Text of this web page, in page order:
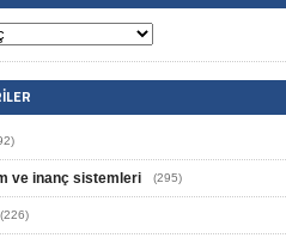
ve inanç sistemleri (295)
(226)